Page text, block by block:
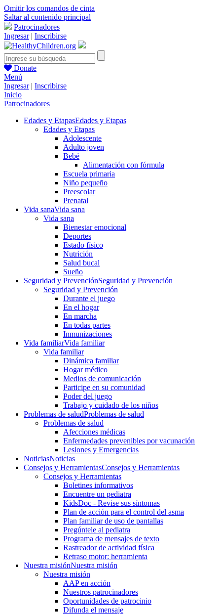
Omitir los comandos de cinta
Saltar al contenido principal
Patrocinadores
Ingresar| Inscribirse
Donate
Menú
Ingresar| Inscribirse
Inicio
Patrocinadores
Edades y EtapasEdades y Etapas
Edades y Etapas
Adolescente
Adulto joven
Bebé
Alimentación con fórmula
Escuela primaria
Niño pequeño
Preescolar
Prenatal
Vida sanaVida sana
Vida sana
Bienestar emocional
Deportes
Estado físico
Nutrición
Salud bucal
Sueño
Seguridad y PrevenciónSeguridad y Prevención
Seguridad y Prevención
Durante el juego
En el hogar
En marcha
En todas partes
Inmunizaciones
Vida familiarVida familiar
Vida familiar
Dinámica familiar
Hogar médico
Medios de comunicación
Participe en su comunidad
Poder del juego
Trabajo y cuidado de los niños
Problemas de saludProblemas de salud
Problemas de salud
Afecciones médicas
Enfermedades prevenibles por vacunación
Lesiones y Emergencias
NoticiasNoticias
Consejos y HerramientasConsejos y Herramientas
Consejos y Herramientas
Boletines informativos
Encuentre un pediatra
KidsDoc - Revise sus síntomas
Plan de acción para el control del asma
Plan familiar de uso de pantallas
Pregúntele al pediatra
Programa de mensajes de texto
Rastre​​ador de activida​d física
Retraso motor: herramienta
Nuestra misiónNuestra misión
Nuestra misión
AAP en acción
Nuestros patrocinadores
Oportunidades de patrocinio
Difunda el mensaje